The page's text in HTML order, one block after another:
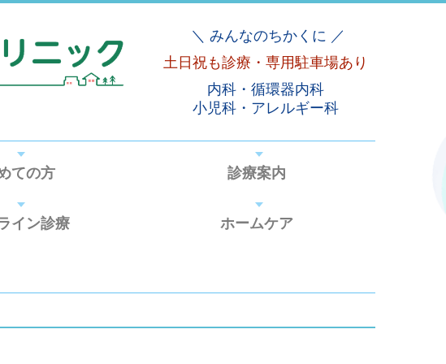
＼ みんなのちかくに ／
土日祝も診療・ 専用駐車場あり
内科・循環器内科
小児科・ アレルギー科
ての方 診療案内
イン診療 ホームケア